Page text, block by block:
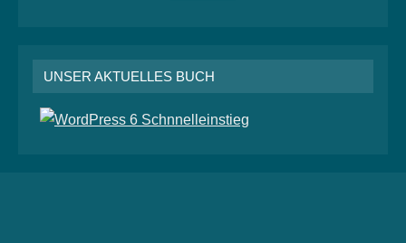
UNSER AKTUELLES BUCH